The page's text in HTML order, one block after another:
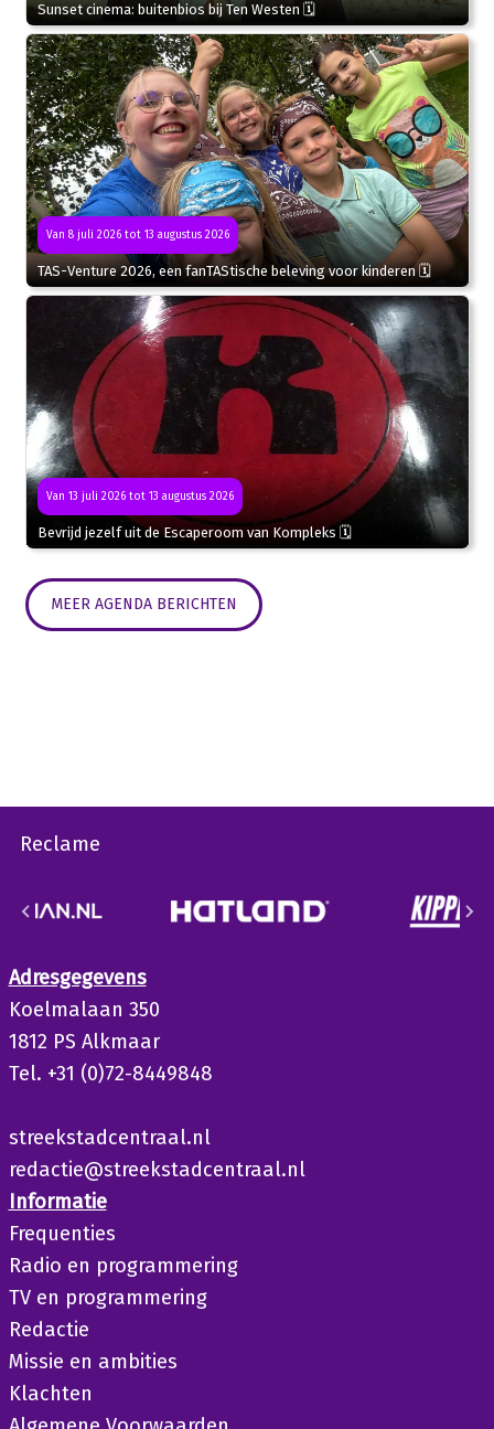
Sunset cinema: buitenbios bij Ten Westen 🗓
Van 8 juli 2026 tot 13 augustus 2026
TAS-Venture 2026, een fanTAStische beleving voor kinderen 🗓
Van 13 juli 2026 tot 13 augustus 2026
Bevrijd jezelf uit de Escaperoom van Kompleks 🗓
MEER AGENDA BERICHTEN
Reclame
Adresgegevens
Koelmalaan 350
1812 PS Alkmaar
Tel. +31 (0)72-8449848
streekstadcentraal.nl
redactie@streekstadcentraal.nl
Informatie
Frequenties
Radio en programmering
TV en programmering
Redactie
Missie en ambities
Klachten